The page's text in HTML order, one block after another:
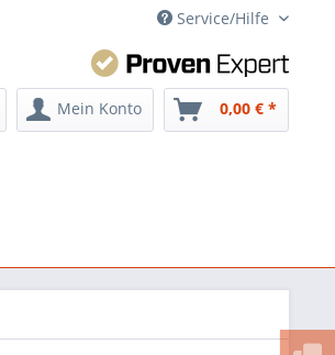
Service/Hilfe
Mein Konto 0,00 € *